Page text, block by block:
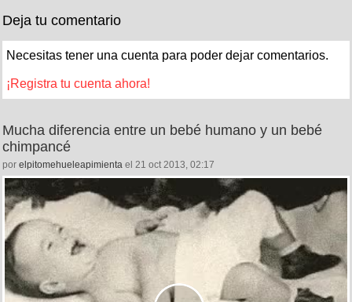
Deja tu comentario
Necesitas tener una cuenta para poder dejar comentarios.
¡Registra tu cuenta ahora!
Mucha diferencia entre un bebé humano y un bebé
chimpancé
por elpitomehueleapimienta el 21 oct 2013, 02:17